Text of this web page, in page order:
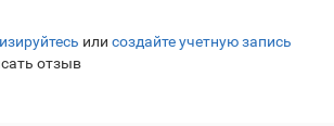
или создайте учетную запись
отзыв